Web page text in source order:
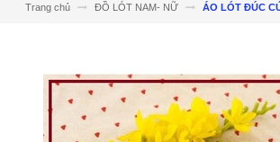
Trang chủ ĐỒ LÓT NAM- NỮ ÁO LÓT ĐÚC